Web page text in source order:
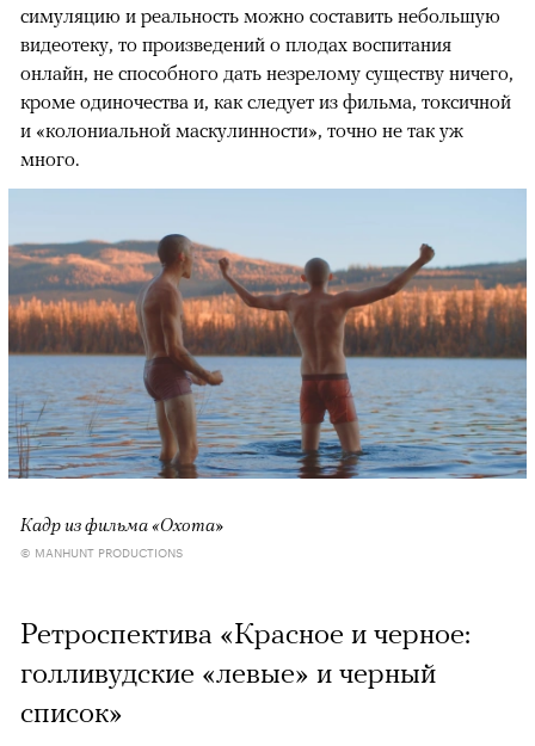
симуляцию и реальность можно составить небольшую
видеотеку, то произведений о плодах воспитания
онлайн, не способного дать незрелому существу ничего,
кроме одиночества и, как следует из фильма, токсичной
и «колониальной маскулинности», точно не так уж
много.
Кадр из фильма «Охота»
© MANHUNT PRODUCTIONS
Ретроспектива «Красное и черное:
голливудские «левые» и черный
список»